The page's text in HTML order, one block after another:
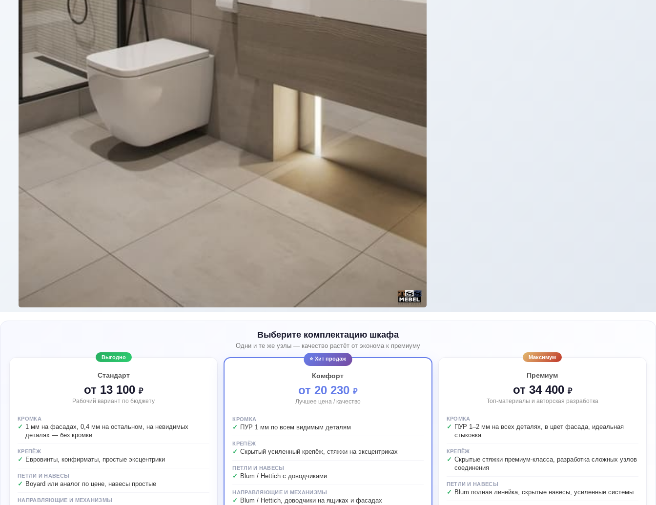
Выберите комплектацию шкафа
Одни и те же узлы — качество растёт от эконома к премиуму
Выгодно
Стандарт
от 13 100₽
Рабочий вариант по бюджету
КРОМКА
1 мм на фасадах, 0,4 мм на остальном, на невидимых
деталях — без кромки
КРЕПЁЖ
Евровинты, конфирматы, простые эксцентрики
ПЕТЛИ И НАВЕСЫ
Boyard или аналог по цене, навесы простые
НАПРАВЛЯЮЩИЕ И МЕХАНИЗМЫ
⭐ Хит продаж
Комфорт
от 20 230₽
Лучшее цена / качество
КРОМКА
ПУР 1 мм по всем видимым деталям
КРЕПЁЖ
Скрытый усиленный крепёж, стяжки на эксцентриках
ПЕТЛИ И НАВЕСЫ
Blum / Hettich с доводчиками
НАПРАВЛЯЮЩИЕ И МЕХАНИЗМЫ
Blum / Hettich, доводчики на ящиках и фасадах
Максимум
Премиум
от 34 400 ₽
Топ-материалы и авторская разработка
КРОМКА
ПУР 1–2 мм на всех деталях, в цвет фасада, идеальная
стыковка
КРЕПЁЖ
Скрытые стяжки премиум-класса, разработка сложных узлов
соединения
ПЕТЛИ И НАВЕСЫ
Blum полная линейка, скрытые навесы, усиленные системы